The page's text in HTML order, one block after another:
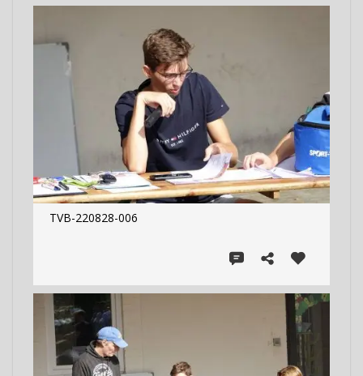
TVB-220828-006